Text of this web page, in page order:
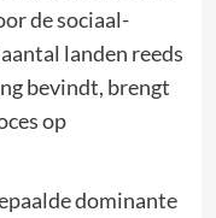
de sociaal-
landen reeds
bevindt, brengt
op
dominante